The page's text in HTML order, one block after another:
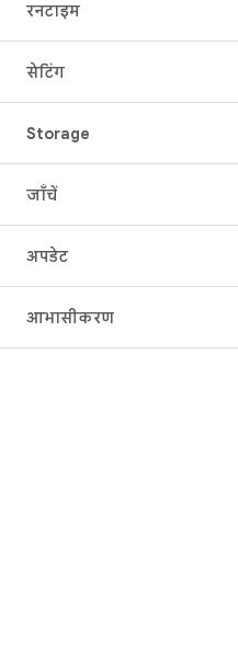
रनटाइम
सेटिंग
Storage
जाँचें
अपडेट
आभासीकरण